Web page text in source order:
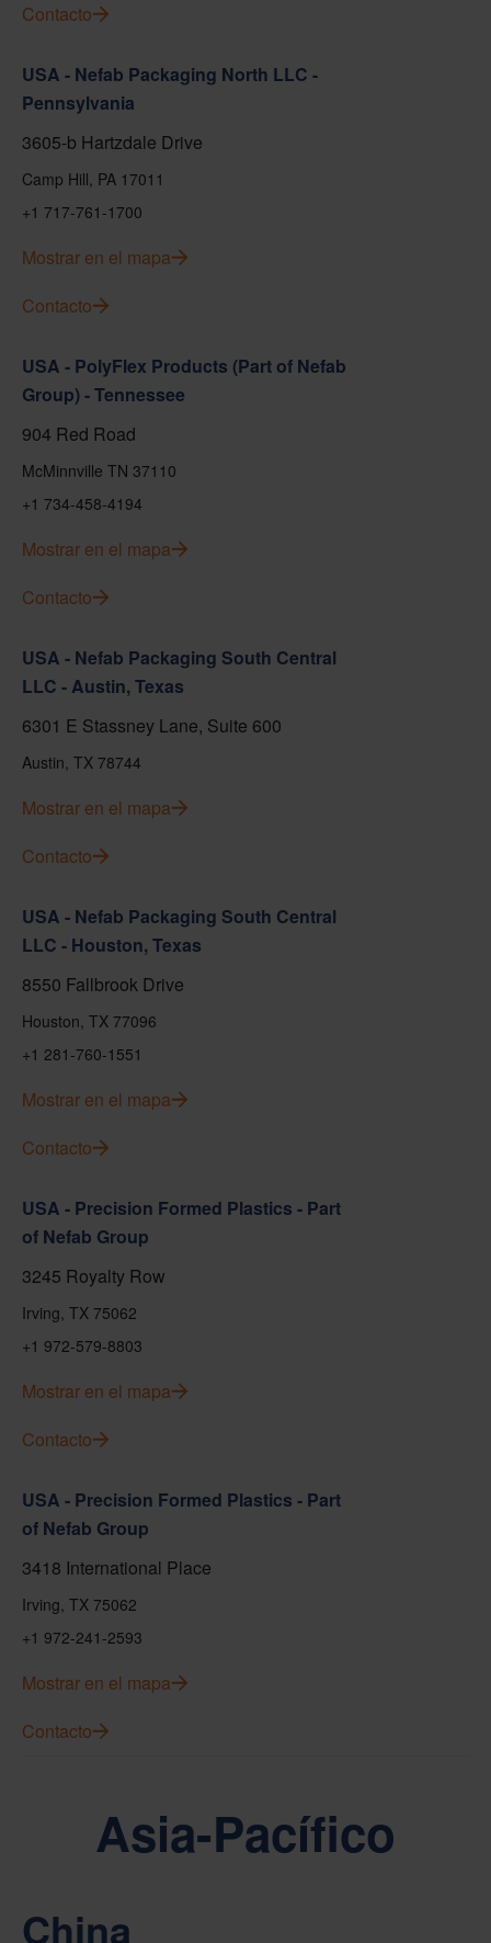
Contacto
USA - Nefab Packaging North LLC -
Pennsylvania
3605-b Hartzdale Drive
Camp Hill, PA 17011
+1 717-761-1700
Mostrar en el mapa
Contacto
USA - PolyFlex Products (Part of Nefab
Group) - Tennessee
904 Red Road
McMinnville TN 37110
+1 734-458-4194
Mostrar en el mapa
Contacto
USA - Nefab Packaging South Central
LLC - Austin, Texas
6301 E Stassney Lane, Suite 600
Austin, TX 78744
Mostrar en el mapa
Contacto
USA - Nefab Packaging South Central
LLC - Houston, Texas
8550 Fallbrook Drive
Houston, TX 77096
+1 281-760-1551
Mostrar en el mapa
Contacto
USA - Precision Formed Plastics - Part
of Nefab Group
3245 Royalty Row
Irving, TX 75062
+1 972-579-8803
Mostrar en el mapa
Contacto
USA - Precision Formed Plastics - Part
of Nefab Group
3418 International Place
Irving, TX 75062
+1 972-241-2593
Mostrar en el mapa
Contacto
Asia-Pacífico
China